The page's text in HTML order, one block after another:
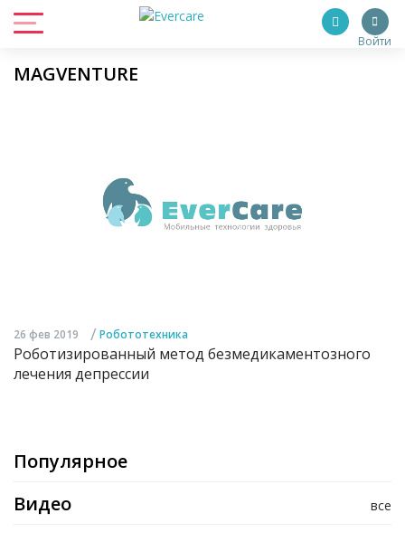
Войти
MAGVENTURE
26 фев 2019 / Робототехника
Роботизированный метод безмедикаментозного
лечения депрессии
Популярное
все
Видео